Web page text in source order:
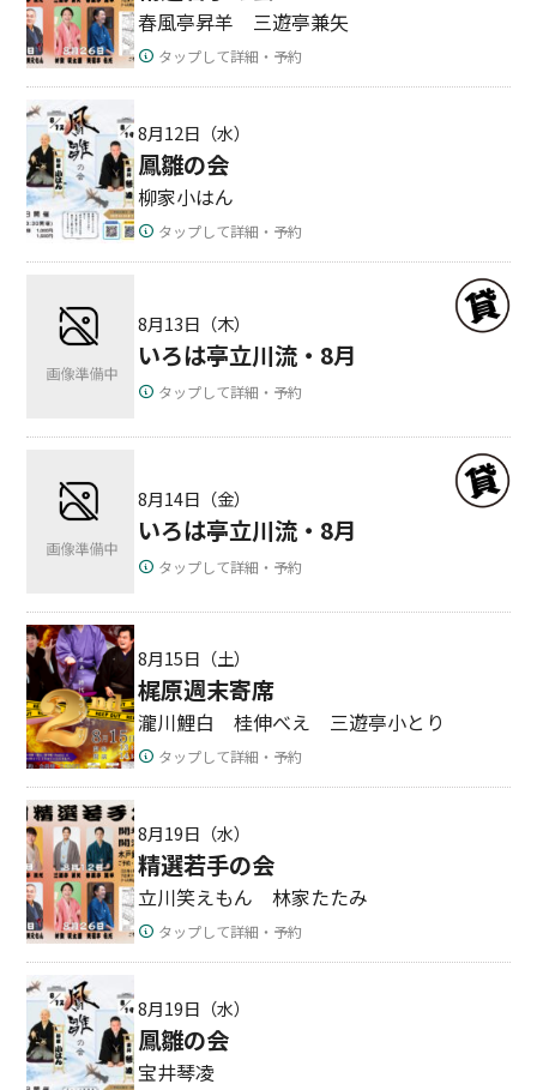
春風亭昇羊 三遊亭兼矢
タップして詳細・予約
8月12日（水）
鳳雛の会
柳家小はん
タップして詳細・予約
8月13日（木）
いろは亭立川流・8月
タップして詳細・予約
8月14日（金）
いろは亭立川流・8月
タップして詳細・予約
8月15日（土）
梶原週末寄席
瀧川鯉白 桂伸べえ 三遊亭小とり
タップして詳細・予約
8月19日（水）
精選若手の会
立川笑えもん 林家たたみ
タップして詳細・予約
8月19日（水）
鳳雛の会
宝井琴凌